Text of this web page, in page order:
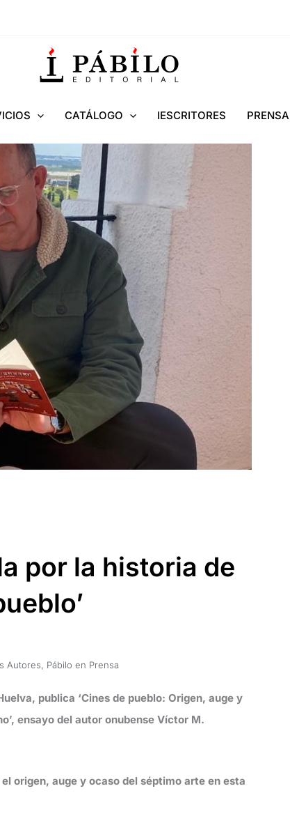
CATÁLOGO IESCRITORES PRENSA
por la historia de
Autores, Pábilo en Prensa
publica ‘Cines de pueblo: Origen, auge y
ensayo del autor onubense Víctor M.
origen, auge y ocaso del séptimo arte en esta